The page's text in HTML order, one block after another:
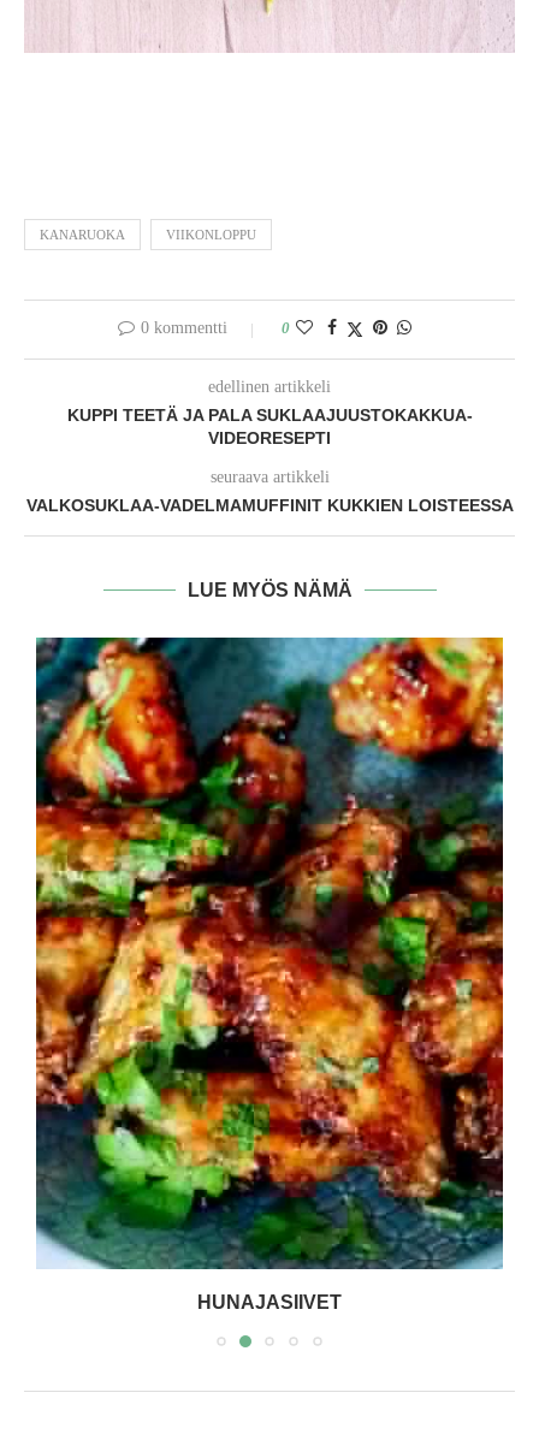
KANARUOKA VIIKONLOPPU
0 kommentti 0
edellinen artikkeli
KUPPI TEETÄ JA PALA SUKLAAJUUSTOKAKKUA-
VIDEORESEPTI
seuraava artikkeli
VALKOSUKLAA-VADELMAMUFFINIT KUKKIEN LOISTEESSA
LUE MYÖS NÄMÄ
HUNAJASIIVET